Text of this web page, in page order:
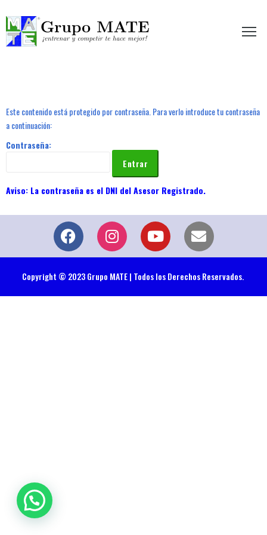
te hace mejor!
Este contenido está protegido por contraseña. Para verlo introduce tu contraseña
a continuación:
Contraseña:
Copyright © 2023 Grupo MATE | Todos los Derechos Reservados.